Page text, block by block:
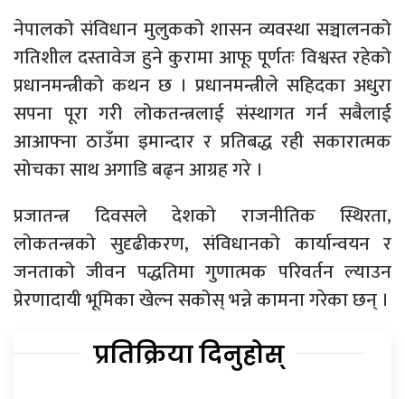
नेपालको संविधान मुलुकको शासन व्यवस्था सञ्चालनको
गतिशील दस्तावेज हुने कुरामा आफू पूर्णतः विश्वस्त रहेको
प्रधानमन्त्रीको कथन छ । प्रधानमन्त्रीले सहिदका अधुरा
सपना पूरा गरी लोकतन्त्रलाई संस्थागत गर्न सबैलाई
आआफ्ना ठाउँमा इमान्दार र प्रतिबद्ध रही सकारात्मक
सोचका साथ अगाडि बढ्न आग्रह गरे ।
प्रजातन्त्र दिवसले देशको राजनीतिक स्थिरता,
लोकतन्त्रको सुदृढीकरण, संविधानको कार्यान्वयन र
जनताको जीवन पद्धतिमा गुणात्मक परिवर्तन ल्याउन
प्रेरणादायी भूमिका खेल्न सकोस् भन्ने कामना गरेका छन् ।
प्रतिक्रिया दिनुहोस्